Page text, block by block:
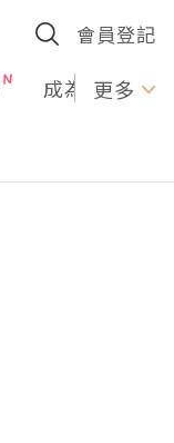
會員登記
成為U更多